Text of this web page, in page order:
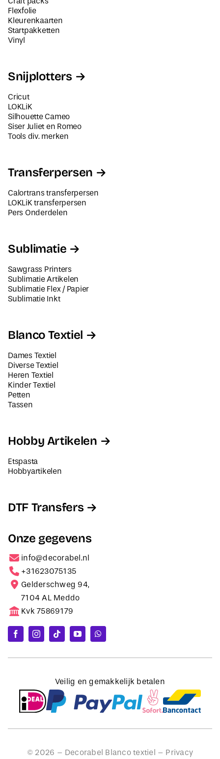
Flexfolie
Kleurenkaarten
Startpakketten
Vinyl
Snijplotters
Cricut
LOKLiK
Silhouette Cameo
Siser Juliet en Romeo
Tools div. merken
Transferpersen
Calortrans transferpersen
LOKLiK transferpersen
Pers Onderdelen
Sublimatie
Sawgrass Printers
Sublimatie Artikelen
Sublimatie Flex / Papier
Sublimatie Inkt
Blanco Textiel
Dames Textiel
Diverse Textiel
Heren Textiel
Kinder Textiel
Petten
Tassen
Hobby Artikelen
Etspasta
Hobbyartikelen
DTF Transfers
Onze gegevens
info@decorabel.nl
+31623075135
Gelderschweg 94,
7104 AL Meddo
Kvk 75869179
Veilig en gemakkelijk betalen
© 2026 – Decorabel Blanco textiel – Privacy